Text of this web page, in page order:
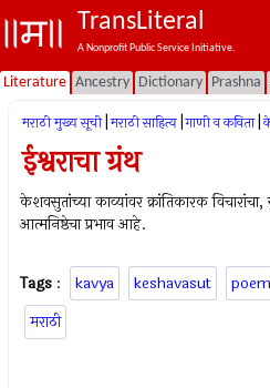
TransLiteral
A Nonprofit Public Service Initiative.
Literature Ancestry Dictionary Prashna
मराठी मुख्य सूची मराठी साहित्य गाणी व कविता
ईश्वराचा ग्रंथ
केशवसुतांच्या काव्यांवर क्रांतिकारक विचारांचा,
आत्मनिष्ठेचा प्रभाव आहे.
Tags : kavya keshavasut poem
मराठी